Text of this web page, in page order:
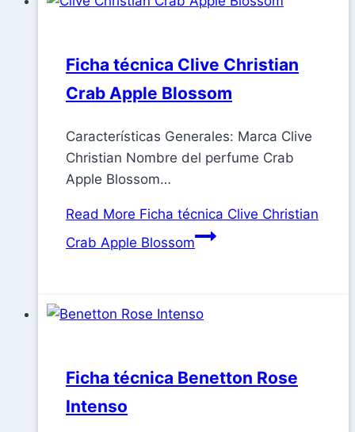
Ficha técnica Clive Christian
Crab Apple Blossom
Características Generales: Marca Clive
Christian Nombre del perfume Crab
Apple Blossom…
Read More Ficha técnica Clive Christian
Crab Apple Blossom
Ficha técnica Benetton Rose
Intenso